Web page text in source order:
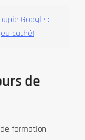
Google :
caché!
de
formation